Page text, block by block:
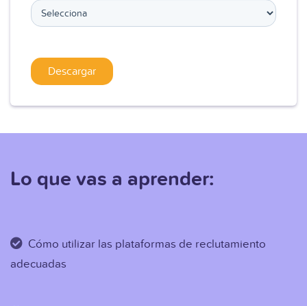
Lo que vas a aprender:
Cómo utilizar las plataformas de reclutamiento
adecuadas